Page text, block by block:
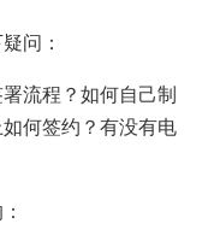
问：
流程？如何自己制
何签约？有没有电